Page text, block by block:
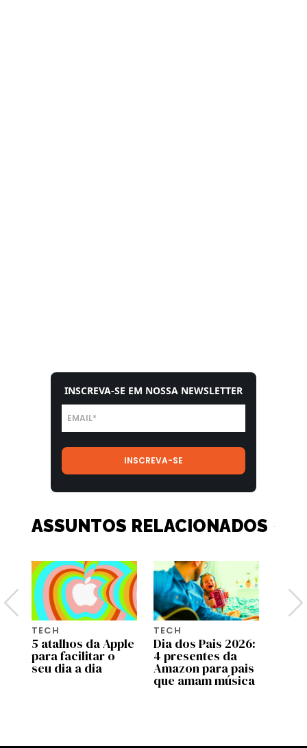
INSCREVA-SE EM NOSSA NEWSLETTER
ASSUNTOS RELACIONADOS
TECH
5 atalhos da Apple
para facilitar o
seu dia a dia
TECH
Dia dos Pais 2026:
4 presentes da
Amazon para pais
que amam música